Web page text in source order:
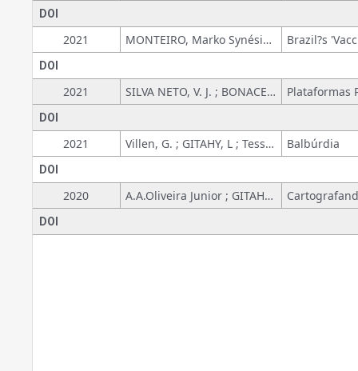
DOI
2021 MONTEIRO, Marko Synésio Alves; URBINATTI, A. ; MACNAGHTEN, P. ; Di Giulio, Gabriela Marques ; Mendes, Ione ; REIS, F.
DOI
2021 SILVA NETO, V. J. ; BONACELLI, M. B. M. ; PACHECO, C. A.
DOI
2021 Villen, G. ; GITAHY, L ; Tessler, L. R. Balbúrdia
DOI
2020 A.A.Oliveira Junior ; GITAHY, L
DOI